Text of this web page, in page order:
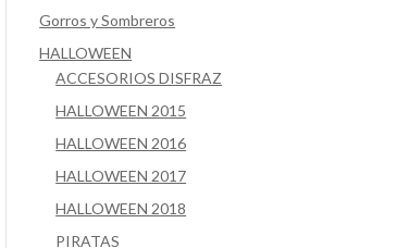
Gorros y Sombreros
HALLOWEEN
ACCESORIOS DISFRAZ
HALLOWEEN 2015
HALLOWEEN 2016
HALLOWEEN 2017
HALLOWEEN 2018
PIRATAS